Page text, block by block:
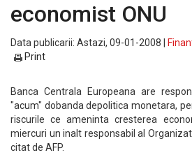
economist ONU
Data publicarii: Astazi, 09-01-2008 |
Print
Banca Centrala Europeana are
"acum" dobanda depolitica monetara,
riscurile ce ameninta cresterea
miercuri un inalt responsabil al
citat de AFP.